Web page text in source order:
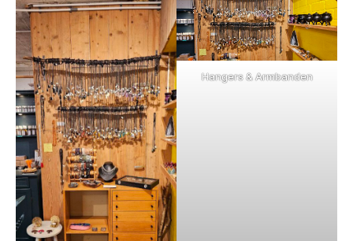
Hangers & Armbanden